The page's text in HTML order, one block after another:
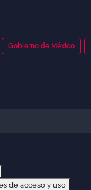
Gobierno de México
de acceso y uso